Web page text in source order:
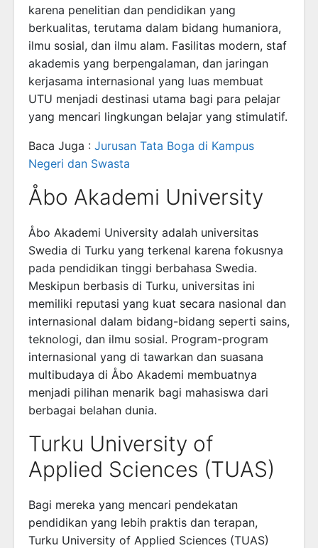
karena penelitian dan pendidikan yang
berkualitas, terutama dalam bidang humaniora,
ilmu sosial, dan ilmu alam. Fasilitas modern, staf
akademis yang berpengalaman, dan jaringan
kerjasama internasional yang luas membuat
UTU menjadi destinasi utama bagi para pelajar
yang mencari lingkungan belajar yang stimulatif.
Baca Juga : Jurusan Tata Boga di Kampus
Negeri dan Swasta
Åbo Akademi University
Åbo Akademi University adalah universitas
Swedia di Turku yang terkenal karena fokusnya
pada pendidikan tinggi berbahasa Swedia.
Meskipun berbasis di Turku, universitas ini
memiliki reputasi yang kuat secara nasional dan
internasional dalam bidang-bidang seperti sains,
teknologi, dan ilmu sosial. Program-program
internasional yang di tawarkan dan suasana
multibudaya di Åbo Akademi membuatnya
menjadi pilihan menarik bagi mahasiswa dari
berbagai belahan dunia.
Turku University of
Applied Sciences (TUAS)
Bagi mereka yang mencari pendekatan
pendidikan yang lebih praktis dan terapan,
Turku University of Applied Sciences (TUAS)